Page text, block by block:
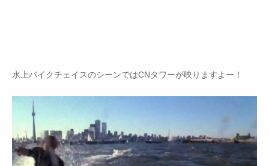
水上バイクチェイスのシーンではCNタワーが映りますよー！